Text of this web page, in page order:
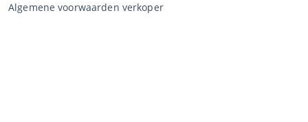
Algemene voorwaarden verkoper